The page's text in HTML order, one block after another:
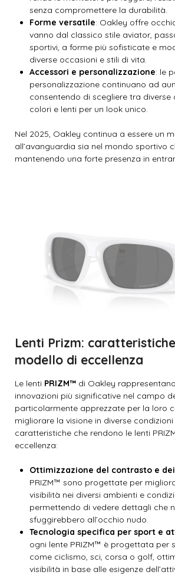
senza compromettere la durabilità.
Forme versatile: Oakley offre
vanno dal classico stile aviator,
sportivi, a forme più sofisticate e
diverse occasioni e stili di vita.
Accessori e personalizzazione: le
personalizzazione continuano ad
consentendo di scegliere tra diverse
colori e lenti per un look unico.
Nel 2025, Oakley continua a essere un
all’avanguardia sia nel mondo sportivo
mantenendo una forte presenza in
Lenti Prizm:
modello di eccellenza
Le lenti PRIZM™ di Oakley
innovazioni più significative nel campo
particolarmente apprezzate per la loro
migliorare la visione in diverse
caratteristiche che rendono le lenti
eccellenza:
Ottimizzazione del contrasto e
PRIZM™ sono progettate per
visibilità nei diversi ambienti e
permettendo di vedere dettagli che
sfuggirebbero all’occhio nudo.
Tecnologia specifica per sport e
ogni lente PRIZM™ è progettata per
come ciclismo, sci, corsa o golf,
visibilità in base alle esigenze